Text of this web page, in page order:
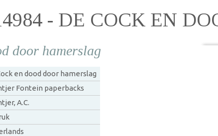
- DE COCK EN
door hamerslag
en dood door hamerslag
Fontein paperbacks
A.C.